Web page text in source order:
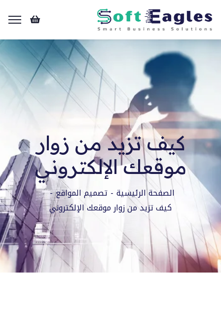
كيف تزيد من زوار
موقعك الإلكتروني
الصفحة الرئيسية
تصميم المواقع
كيف تزيد من زوار موقعك الإلكتروني